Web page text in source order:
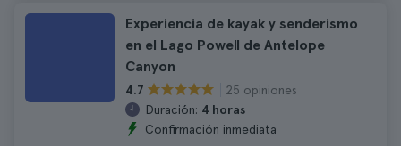
Experiencia de kayak y senderismo
en el Lago Powell de Antelope
Canyon
4.7
25 opiniones
Duración: 4 horas
Confirmación inmediata